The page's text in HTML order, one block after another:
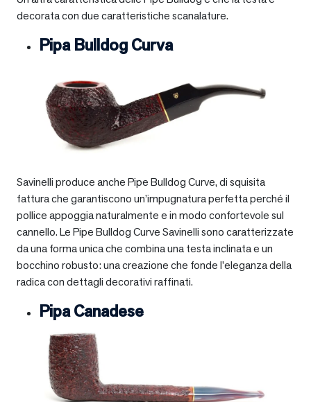
decorata con due caratteristiche scanalature.
Pipa Bulldog Curva
Savinelli produce anche Pipe Bulldog Curve, di squisita
fattura che garantiscono un’impugnatura perfetta perché il
pollice appoggia naturalmente e in modo confortevole sul
cannello. Le Pipe Bulldog Curve Savinelli sono caratterizzate
da una forma unica che combina una testa inclinata e un
bocchino robusto: una creazione che fonde l’eleganza della
radica con dettagli decorativi raffinati.
Pipa Canadese